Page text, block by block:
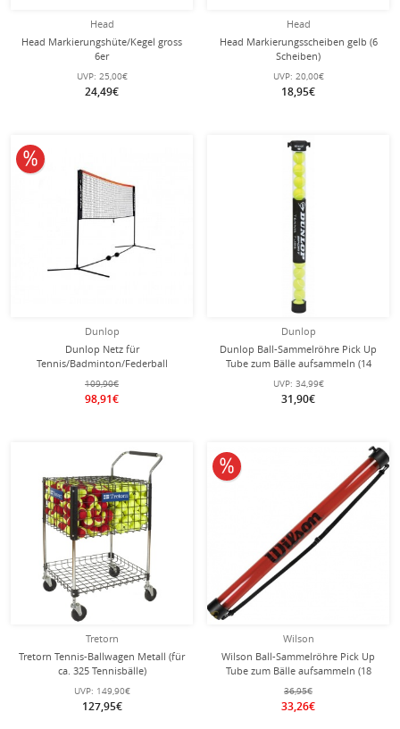
Head
Head Markierungshüte/Kegel gross
6er
UVP: 25,00€
24,49€
Head
Head Markierungsscheiben gelb (6
Scheiben)
UVP: 20,00€
18,95€
Dunlop
Dunlop Netz für
Tennis/Badminton/Federball
höhenverstellbar - Breite 6 Meter
109,90€
98,91€
10% reduziert
Dunlop
Dunlop Ball-Sammelröhre Pick Up
Tube zum Bälle aufsammeln (14
Bälle)
UVP: 34,99€
31,90€
Tretorn
Tretorn Tennis-Ballwagen Metall (für
ca. 325 Tennisbälle)
UVP: 149,90€
127,95€
Wilson
Wilson Ball-Sammelröhre Pick Up
Tube zum Bälle aufsammeln (18
Bälle)
36,95€
33,26€
10% reduziert